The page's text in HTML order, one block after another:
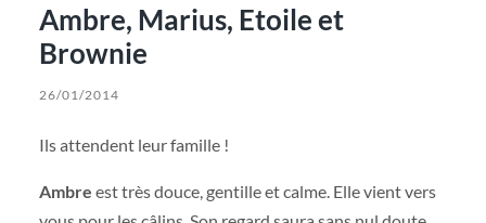
Ambre, Marius, Etoile et
Brownie
26/01/2014
Ils attendent leur famille !
Ambre est très douce, gentille et calme. Elle vient vers